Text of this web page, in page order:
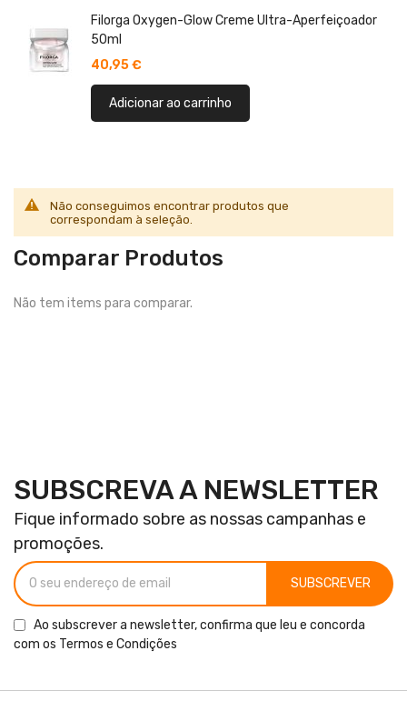
Filorga Oxygen-Glow Creme Ultra-Aperfeiçoador
50ml
40,95 €
Adicionar ao carrinho
Não conseguimos encontrar produtos que
correspondam à seleção.
Comparar Produtos
Não tem items para comparar.
SUBSCREVA A NEWSLETTER
Fique informado sobre as nossas campanhas e
promoções.
SUBSCREVER
Ao subscrever a newsletter, confirma que leu e concorda
com os Termos e Condições